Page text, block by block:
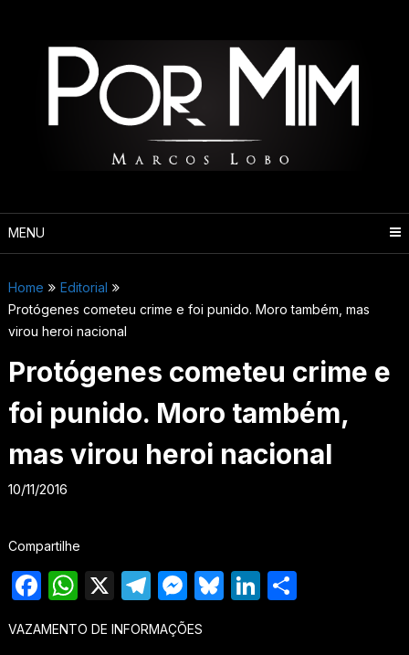
MENU
Home
Editorial
Protógenes cometeu crime e foi punido. Moro também, mas
virou heroi nacional
Protógenes cometeu crime e
foi punido. Moro também,
mas virou heroi nacional
10/11/2016
Compartilhe
Facebook
WhatsApp
X Telegram
Messenger
Bluesky
LinkedIn
Share
VAZAMENTO DE INFORMAÇÕES